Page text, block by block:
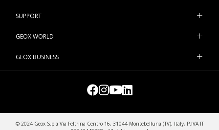
SUPPORT
GEOX WORLD
GEOX BUSINESS
© 2024 Geox S.p.a Via Feltrina Centro 16, 31044 Montebelluna (TV), Italy, P.IVA IT